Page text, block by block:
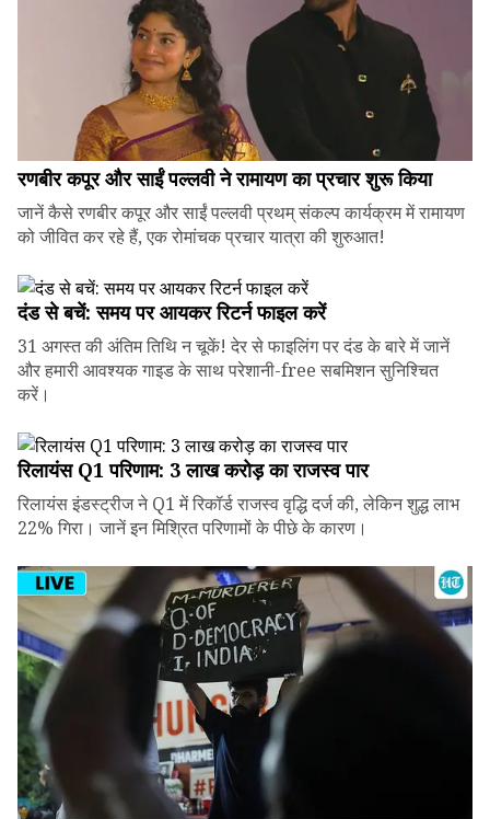
रणबीर कपूर और साईं पल्लवी ने रामायण का प्रचार शुरू किया
जानें कैसे रणबीर कपूर और साईं पल्लवी प्रथम् संकल्प कार्यक्रम में रामायण
को जीवित कर रहे हैं, एक रोमांचक प्रचार यात्रा की शुरुआत!
दंड से बचें: समय पर आयकर रिटर्न फाइल करें
31 अगस्त की अंतिम तिथि न चूकें! देर से फाइलिंग पर दंड के बारे में जानें
और हमारी आवश्यक गाइड के साथ परेशानी-free सबमिशन सुनिश्चित
करें।
रिलायंस Q1 परिणाम: ₹3 लाख करोड़ का राजस्व पार
रिलायंस इंडस्ट्रीज ने Q1 में रिकॉर्ड राजस्व वृद्धि दर्ज की, लेकिन शुद्ध लाभ
22% गिरा। जानें इन मिश्रित परिणामों के पीछे के कारण।